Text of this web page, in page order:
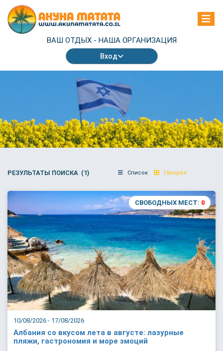
ВАШ ОТДЫХ - НАША ОРГАНИЗАЦИЯ
Вход
РЕЗУЛЬТАТЫ ПОИСКА (1) Список Галерея
10/08/2026 - 17/08/2026
СВОБОДНЫХ МЕСТ: 0
Албания со вкусом лета в августе: лазурные
пляжи, гастрономия и море эмоций